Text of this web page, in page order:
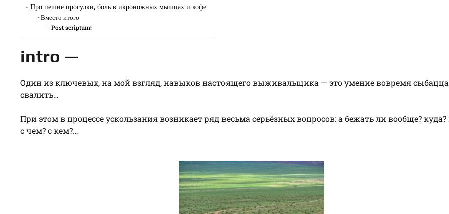
Про пешие прогулки, боль в икроножных мышцах и кофе
Вместо итого
Post scriptum!
intro —
Один из ключевых, на мой взгляд, навыков настоящего выживальщика — это умение вовремясыбацца
свалить…
При этом в процессе ускользания возникает ряд весьма серьёзных вопросов: а бежать ли вообще?
с чем? с кем?…